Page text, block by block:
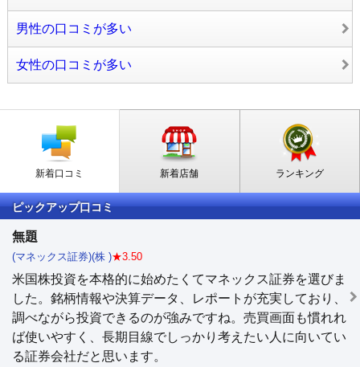
男性の口コミが多い
女性の口コミが多い
新着口コミ 新着店舗 ランキング
ピックアップ口コミ
無題
(マネックス証券)(株 )★3.50
米国株投資を本格的に始めたくてマネックス証券を選びま
した。銘柄情報や決算データ、レポートが充実しており、
調べながら投資できるのが強みですね。売買画面も慣れれ
ば使いやすく、長期目線でしっかり考えたい人に向いてい
る証券会社だと思います。